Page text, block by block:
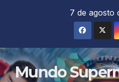
7 de agosto
Mundo